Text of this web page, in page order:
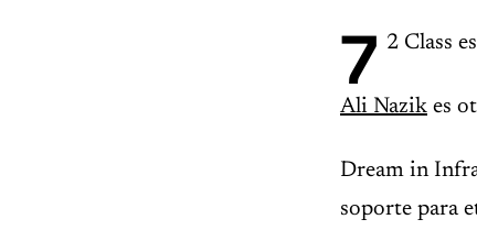
7 2 Class
Ali Nazik es
Dream in
soporte para